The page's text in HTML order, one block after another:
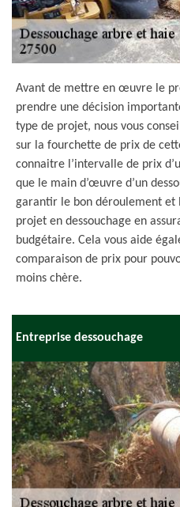
Avant de mettre en œuvre le
prendre une décision
type de projet, nous vous
sur la fourchette de prix de
connaitre l’intervalle de prix
que le main d’œuvre d’un
garantir le bon déroulement et
projet en dessouchage en
budgétaire. Cela vous aide
comparaison de prix pour
moins chère.
Entreprise dessouchage